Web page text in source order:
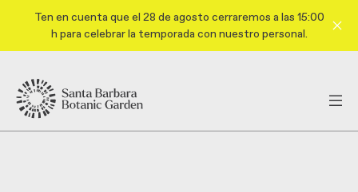
Ten en cuenta que el 28 de agosto cerraremos a las 15:00
h para celebrar la temporada con nuestro personal.